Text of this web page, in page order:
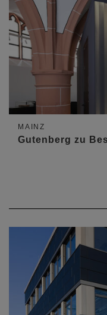
MAINZ
Gutenberg zu